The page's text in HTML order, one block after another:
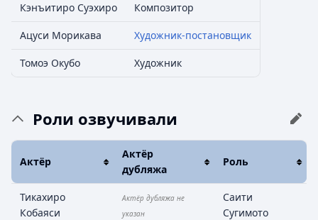
Кэнъитиро Суэхиро Композитор
Ацуси Морикава Художник-постановщик
Томоэ Окубо Художник
Роли озвучивали
Актёр
Актёр
дубляжа
Роль
Тикахиро
Кобаяси
Актёр дубляжа не
указан
Саити
Сугимото